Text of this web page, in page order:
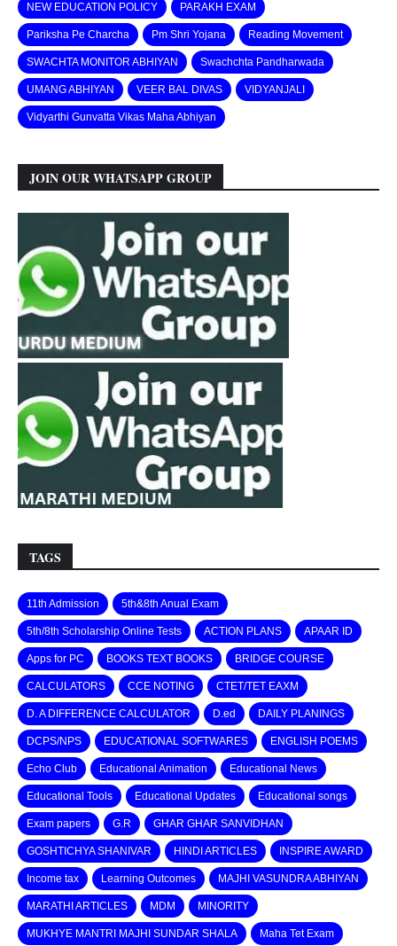
NEW EDUCATION POLICY PARAKH EXAM
Pariksha Pe Charcha Pm Shri Yojana Reading Movement
SWACHTA MONITOR ABHIYAN Swachchta Pandharwada
UMANG ABHIYAN VEER BAL DIVAS VIDYANJALI
Vidyarthi Gunvatta Vikas Maha Abhiyan
JOIN OUR WHATSAPP GROUP
TAGS
11th Admission 5th&8th Anual Exam
5th/8th Scholarship Online Tests ACTION PLANS APAAR ID
Apps for PC BOOKS TEXT BOOKS BRIDGE COURSE
CALCULATORS CCE NOTING CTET/TET EAXM
D. A DIFFERENCE CALCULATOR D.ed DAILY PLANINGS
DCPS/NPS EDUCATIONAL SOFTWARES ENGLISH POEMS
Echo Club Educational Animation Educational News
Educational Tools Educational Updates Educational songs
Exam papers G.R GHAR GHAR SANVIDHAN
GOSHTICHYA SHANIVAR HINDI ARTICLES INSPIRE AWARD
Income tax Learning Outcomes MAJHI VASUNDRA ABHIYAN
MARATHI ARTICLES MDM MINORITY
MUKHYE MANTRI MAJHI SUNDAR SHALA Maha Tet Exam